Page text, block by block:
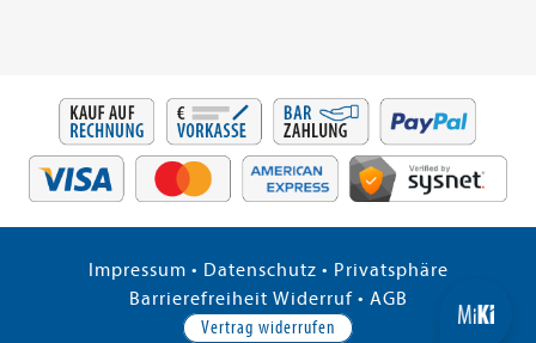
Impressum • Datenschutz • Privatsphäre
Barrierefreiheit Widerruf• AGB
Vertrag widerrufen